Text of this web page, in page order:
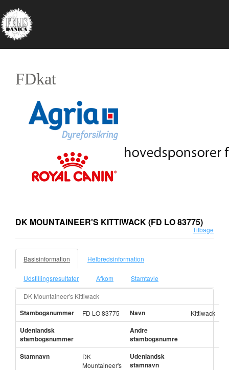
FDkat
DK MOUNTAINEER'S KITTIWACK(FD LO 83775)
Tilbage
Basisinformation Helbredsinformation
Udstillingsresultater Afkom Stamtavle
DK Mountaineer's Kittiwack
Stambogsnummer FD LO 83775 Navn Kittiwack
Udenlandsk
stambogsnummer
Andre
stambogsnumre
Stamnavn
DK
Mountaineer's
Udenlandsk
stamnavn